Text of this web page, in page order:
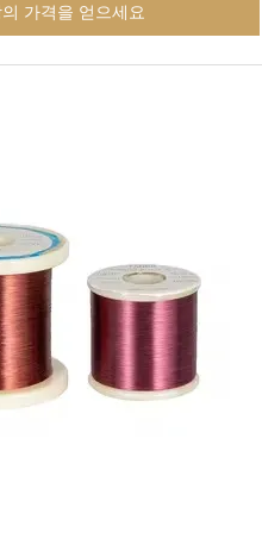
가격을 얻으세요